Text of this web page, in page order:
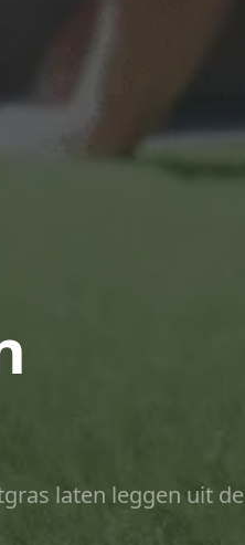
laten leggen uit de